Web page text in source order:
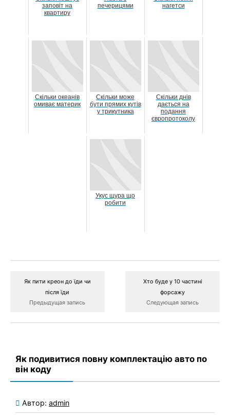
заповіт на
квартиру
печерицями
нагетси
Скільки океанів
омиває материк
Скільки може
бути прямих кутів
у трикутника
Скільки днів
дається на
подання
європротоколу
Укус щура що
робити
Як пити креон до їди чи
після їди
Предыдущая запись
Хто буде у 10 частині
форсажу
Следующая запись
Як подивитися повну комплектацію авто по
він коду
Автор: admin